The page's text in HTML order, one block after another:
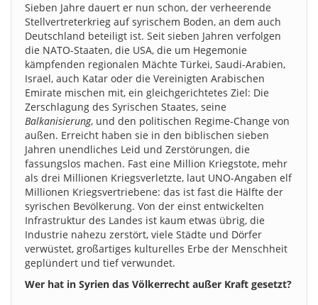
Sieben Jahre dauert er nun schon, der verheerende
Stellvertreterkrieg auf syrischem Boden, an dem auch
Deutschland beteiligt ist. Seit sieben Jahren verfolgen
die NATO-Staaten, die USA, die um Hegemonie
kämpfenden regionalen Mächte Türkei, Saudi-Arabien,
Israel, auch Katar oder die Vereinigten Arabischen
Emirate mischen mit, ein gleichgerichtetes Ziel: Die
Zerschlagung des Syrischen Staates, seine
Balkanisierung, und den politischen Regime-Change von
außen. Erreicht haben sie in den biblischen sieben
Jahren unendliches Leid und Zerstörungen, die
fassungslos machen. Fast eine Million Kriegstote, mehr
als drei Millionen Kriegsverletzte, laut UNO-Angaben elf
Millionen Kriegsvertriebene: das ist fast die Hälfte der
syrischen Bevölkerung. Von der einst entwickelten
Infrastruktur des Landes ist kaum etwas übrig, die
Industrie nahezu zerstört, viele Städte und Dörfer
verwüstet, großartiges kulturelles Erbe der Menschheit
geplündert und tief verwundet.
Wer hat in Syrien das Völkerrecht außer Kraft gesetzt?